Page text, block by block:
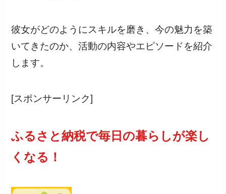
彼女がどのようにスキルを磨き、今の魅力を築
いてきたのか、活動の内容やエピソードを紹介
します。
[スポンサーリンク]
ふるさと納税で毎日の暮らしが楽し
くなる！